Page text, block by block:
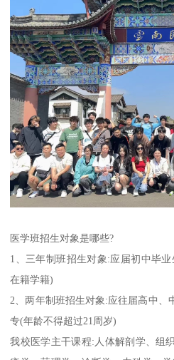
医学班招生对象是哪些?
1、三年制班招生对象:应届初中毕
在籍学籍)
2、两年制班招生对象:应往届高中、
专(年龄不得超过21周岁)
我校医学主干课程:人体解剖学、组